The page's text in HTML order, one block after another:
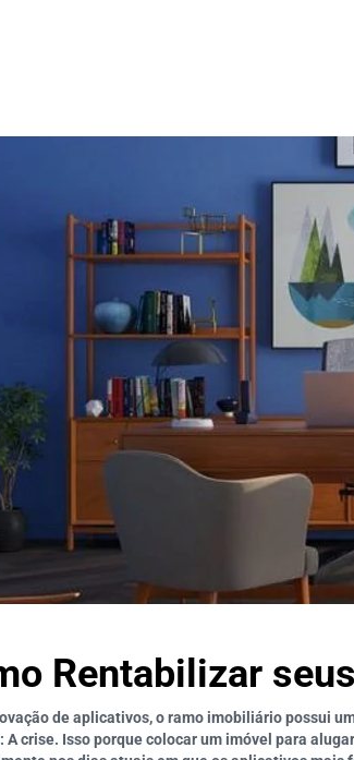
Rentabilizar
de aplicativos, o ramo imobiliário possui
A crise. Isso porque colocar um imóvel para